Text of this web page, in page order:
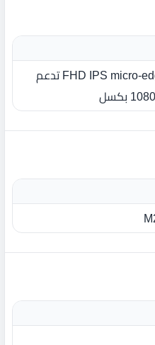
15.6 بوصة FHD IPS micro-edge WLED-backlit تدعم